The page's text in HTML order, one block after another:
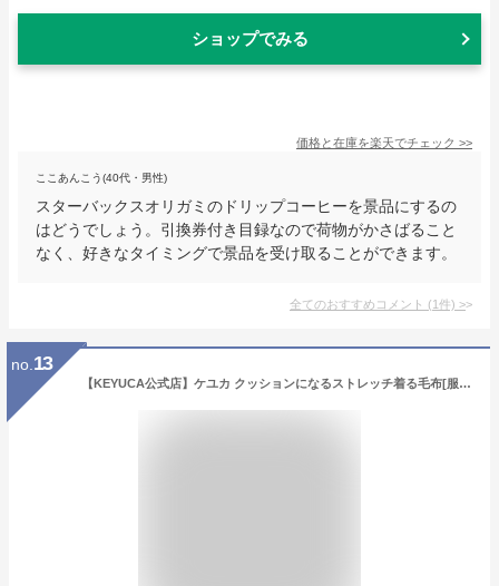
ショップでみる
価格と在庫を楽天でチェック >>
ここあんこう(40代・男性)
スターバックスオリガミのドリップコーヒーを景品にするの
はどうでしょう。引換券付き目録なので荷物がかさばること
なく、好きなタイミングで景品を受け取ることができます。
全てのおすすめコメント (1件) >
no. 13
【KEYUCA公式店】ケユカ クッションになるストレッチ着る毛布[服飾雑貨 クッション ひざ掛け 冷え対策 シンプル おしゃれ 寒さ 対策 パジャマ 寝間着 ルームウェア 肩まで あったか 着る 毛布 寒さ対策 レディース 女性 冬 暖かい ルームウエア 部屋着 もこもこ ポケット]